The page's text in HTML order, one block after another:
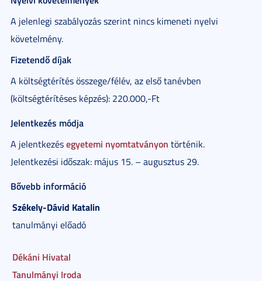
A jelenlegi szabályozás szerint nincs kimeneti nyelvi
követelmény.
Fizetendő díjak
A költségtérítés összege/félév, az első tanévben
(költségtérítéses képzés): 220.000,-Ft
Jelentkezés módja
A jelentkezésegyetemi nyomtatványon történik.
Jelentkezési időszak: május 15. – augusztus 29.
Bővebb információ
Székely-Dávid Katalin
tanulmányi előadó
Dékáni Hivatal
Tanulmányi Iroda